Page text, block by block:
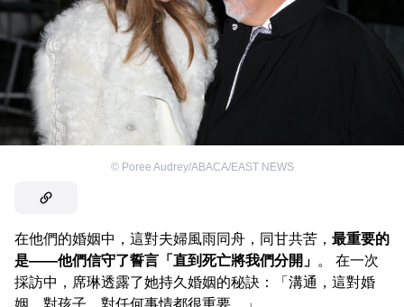
© Poree Audrey/ABACA/EAST NEWS
在他們的婚姻中，這對夫婦風雨同舟，同甘共苦， 最重要的
是——他們信守了誓言「直到死亡將我們分開」 。 在一次
採訪中，席琳透露了她持久婚姻的秘訣：「溝通，這對婚
姻，對孩子，對任何事情都很重要。」